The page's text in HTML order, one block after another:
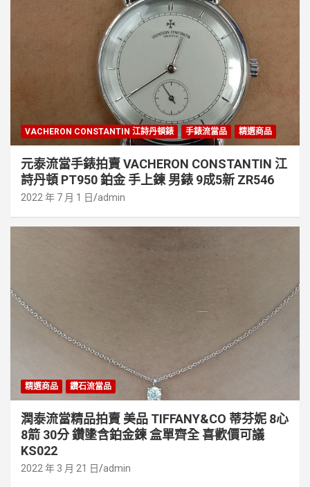
VACHERON CONSTANTIN 江詩丹頓錶 手錶流當品 精選商品
元泰流當手錶拍賣 VACHERON CONSTANTIN 江
詩丹頓 PT950 鉑金 手上鍊 男錶 9成5新 ZR546
2022 年 7 月 1 日 admin
精選商品 鑽石流當品
潤泰流當精品拍賣 美品 TIFFANY&CO 蒂芬妮 8心
8箭 30分 鑽墬含鉑金鍊 盒單齊全 喜歡價可議
KS022
2022 年 3 月 21 日 admin